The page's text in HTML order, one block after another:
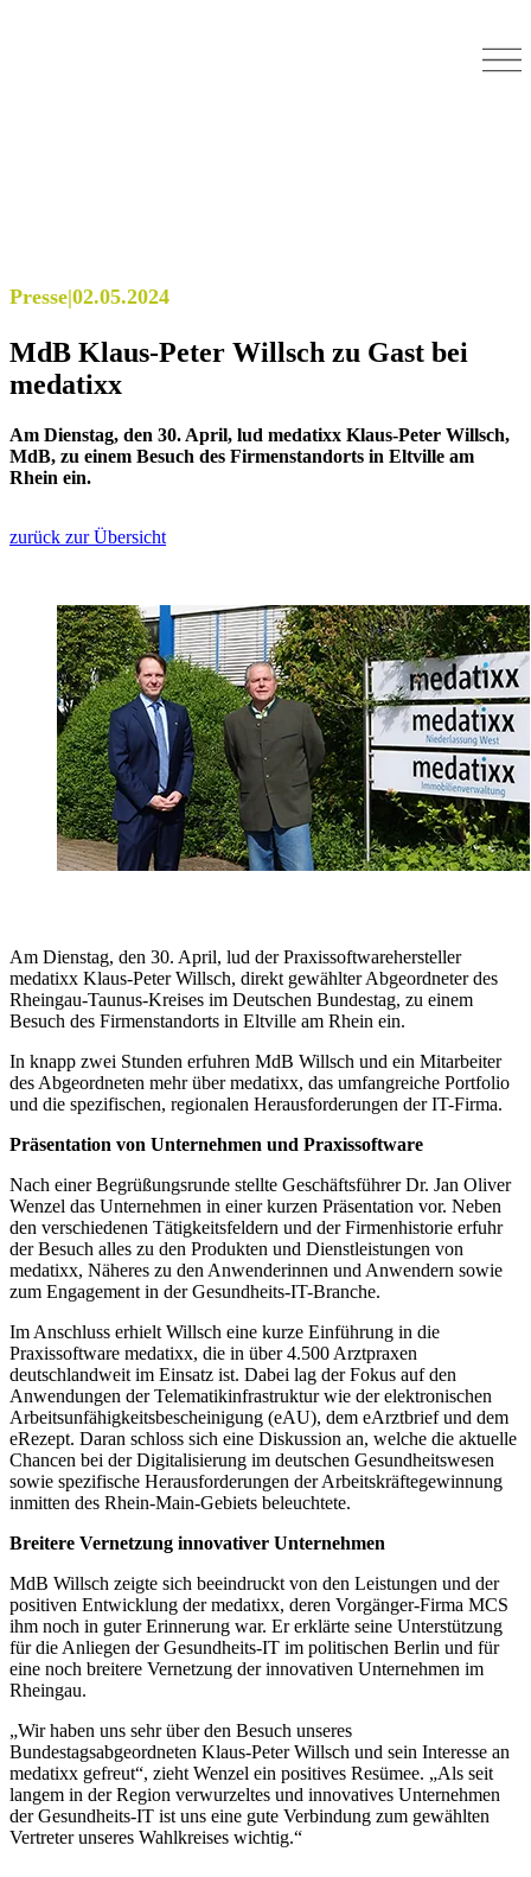
Presse|02.05.2024
MdB Klaus-Peter Willsch zu Gast bei
medatixx
Am Dienstag, den 30. April, lud medatixx Klaus-Peter Willsch,
MdB, zu einem Besuch des Firmenstandorts in Eltville am
Rhein ein.
zurück zur Übersicht
Am Dienstag, den 30. April, lud der Praxissoftwarehersteller
medatixx Klaus-Peter Willsch, direkt gewählter Abgeordneter des
Rheingau-Taunus-Kreises im Deutschen Bundestag, zu einem
Besuch des Firmenstandorts in Eltville am Rhein ein.
In knapp zwei Stunden erfuhren MdB Willsch und ein Mitarbeiter
des Abgeordneten mehr über medatixx, das umfangreiche Portfolio
und die spezifischen, regionalen Herausforderungen der IT-Firma.
Präsentation von Unternehmen und Praxissoftware
Nach einer Begrüßungsrunde stellte Geschäftsführer Dr. Jan Oliver
Wenzel das Unternehmen in einer kurzen Präsentation vor. Neben
den verschiedenen Tätigkeitsfeldern und der Firmenhistorie erfuhr
der Besuch alles zu den Produkten und Dienstleistungen von
medatixx, Näheres zu den Anwenderinnen und Anwendern sowie
zum Engagement in der Gesundheits-IT-Branche.
Im Anschluss erhielt Willsch eine kurze Einführung in die
Praxissoftware medatixx, die in über 4.500 Arztpraxen
deutschlandweit im Einsatz ist. Dabei lag der Fokus auf den
Anwendungen der Telematikinfrastruktur wie der elektronischen
Arbeitsunfähigkeitsbescheinigung (eAU), dem eArztbrief und dem
eRezept. Daran schloss sich eine Diskussion an, welche die aktuelle
Chancen bei der Digitalisierung im deutschen Gesundheitswesen
sowie spezifische Herausforderungen der Arbeitskräftegewinnung
inmitten des Rhein-Main-Gebiets beleuchtete.
Breitere Vernetzung innovativer Unternehmen
MdB Willsch zeigte sich beeindruckt von den Leistungen und der
positiven Entwicklung der medatixx, deren Vorgänger-Firma MCS
ihm noch in guter Erinnerung war. Er erklärte seine Unterstützung
für die Anliegen der Gesundheits-IT im politischen Berlin und für
eine noch breitere Vernetzung der innovativen Unternehmen im
Rheingau.
„Wir haben uns sehr über den Besuch unseres
Bundestagsabgeordneten Klaus-Peter Willsch und sein Interesse an
medatixx gefreut“, zieht Wenzel ein positives Resümee. „Als seit
langem in der Region verwurzeltes und innovatives Unternehmen
der Gesundheits-IT ist uns eine gute Verbindung zum gewählten
Vertreter unseres Wahlkreises wichtig.“